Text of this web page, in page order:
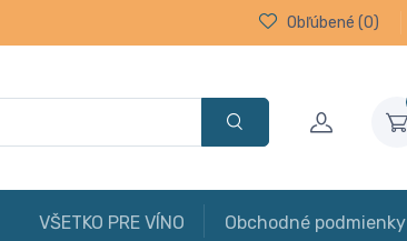
Obľúbené (0)
VŠETKO PRE VÍNO Obchodné podmienky